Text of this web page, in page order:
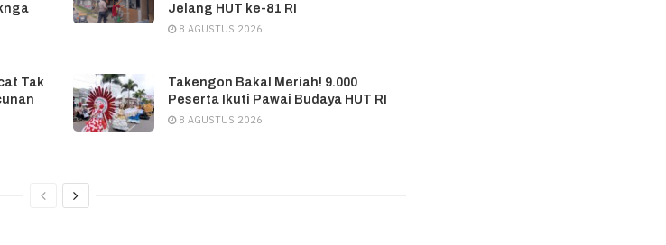
Jelang HUT ke-81 RI
8 AGUSTUS 2026
Tak
Takengon Bakal Meriah! 9.000
Peserta Ikuti Pawai Budaya HUT RI
8 AGUSTUS 2026